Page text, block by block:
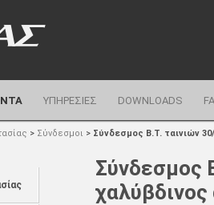
ΥΠΗΡΕΣΙΕΣ DOWNLOADS
> Σύνδεσμοι > Σύνδεσμος Β.Τ. ταινιών
Σύνδεσμος